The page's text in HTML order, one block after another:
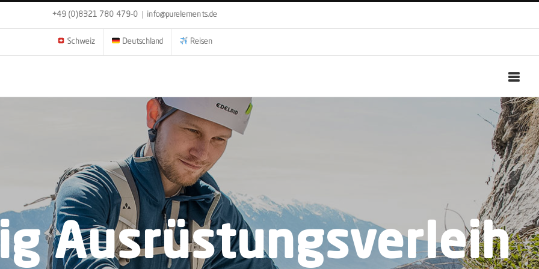
+49 (0)8321 780 479-0 info@purelements.de
Schweiz Deutschland Reisen
Ausrüstungsverleih